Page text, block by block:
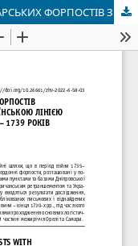
ШЛЯХИ СПОЛУЧЕННЯ НИЖНЬОСАМАРСЬКИХ ФОРПОСТІВ З ЦАРИЧАНСЬКИМ РЕТРАНШЕМЕНТОМ ТА УКРАЇНСЬКОЮ ЛІНІЄЮ В ПЕРІОД РОСІЙСЬКО-ТУРЕЦЬКОЇ ВІЙНИ 1735 – 1739 РОКІВ